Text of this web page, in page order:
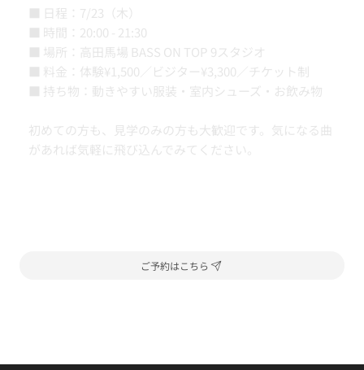
■ 日程：7/23（木）
■ 時間：20:00 - 21:30
■ 場所：高田馬場 BASS ON TOP 9スタジオ
■ 料金：体験¥1,500／ビジター¥3,300／チケット制
■ 持ち物：動きやすい服装・室内シューズ・お飲み物
初めての方も、見学のみの方も大歓迎です。気になる曲
があれば気軽に飛び込んでみてください。
ご予約はこちら